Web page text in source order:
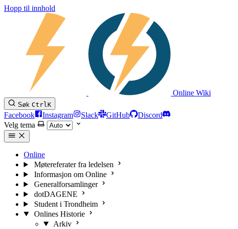
Hopp til innhold
Online Wiki
Søk CtrlK
Facebook Instagram Slack GitHub
Discord
Velg tema
Online
Møtereferater fra ledelsen
Informasjon om Online
Generalforsamlinger
dotDAGENE
Student i Trondheim
Onlines Historie
Arkiv